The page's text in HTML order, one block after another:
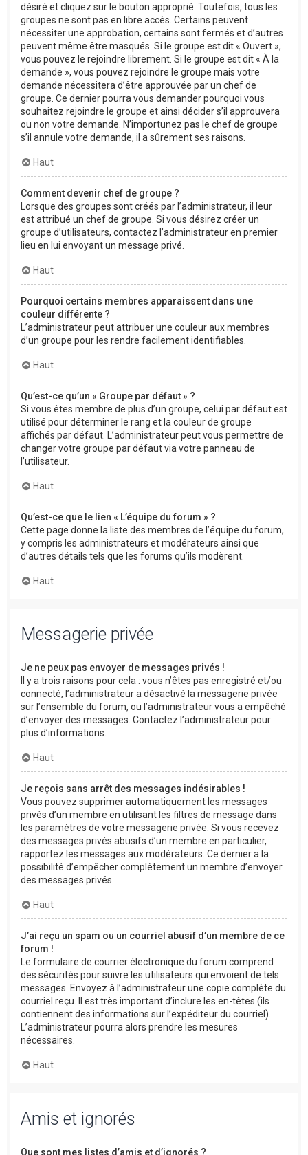
désiré et cliquez sur le bouton approprié. Toutefois, tous les
groupes ne sont pas en libre accès. Certains peuvent
nécessiter une approbation, certains sont fermés et d’autres
peuvent même être masqués. Si le groupe est dit « Ouvert »,
vous pouvez le rejoindre librement. Si le groupe est dit « À la
demande », vous pouvez rejoindre le groupe mais votre
demande nécessitera d’être approuvée par un chef de
groupe. Ce dernier pourra vous demander pourquoi vous
souhaitez rejoindre le groupe et ainsi décider s’il approuvera
ou non votre demande. N’importunez pas le chef de groupe
s’il annule votre demande, il a sûrement ses raisons.
Haut
Comment devenir chef de groupe ?
Lorsque des groupes sont créés par l’administrateur, il leur
est attribué un chef de groupe. Si vous désirez créer un
groupe d’utilisateurs, contactez l’administrateur en premier
lieu en lui envoyant un message privé.
Haut
Pourquoi certains membres apparaissent dans une
couleur différente ?
L’administrateur peut attribuer une couleur aux membres
d’un groupe pour les rendre facilement identifiables.
Haut
Qu’est-ce qu’un « Groupe par défaut » ?
Si vous êtes membre de plus d’un groupe, celui par défaut est
utilisé pour déterminer le rang et la couleur de groupe
affichés par défaut. L’administrateur peut vous permettre de
changer votre groupe par défaut via votre panneau de
l’utilisateur.
Haut
Qu’est-ce que le lien « L’équipe du forum » ?
Cette page donne la liste des membres de l’équipe du forum,
y compris les administrateurs et modérateurs ainsi que
d’autres détails tels que les forums qu’ils modèrent.
Haut
Messagerie privée
Je ne peux pas envoyer de messages privés !
Il y a trois raisons pour cela : vous n’êtes pas enregistré et/ou
connecté, l’administrateur a désactivé la messagerie privée
sur l’ensemble du forum, ou l’administrateur vous a empêché
d’envoyer des messages. Contactez l’administrateur pour
plus d’informations.
Haut
Je reçois sans arrêt des messages indésirables !
Vous pouvez supprimer automatiquement les messages
privés d’un membre en utilisant les filtres de message dans
les paramètres de votre messagerie privée. Si vous recevez
des messages privés abusifs d’un membre en particulier,
rapportez les messages aux modérateurs. Ce dernier a la
possibilité d’empêcher complètement un membre d’envoyer
des messages privés.
Haut
J’ai reçu un spam ou un courriel abusif d’un membre de ce
forum !
Le formulaire de courrier électronique du forum comprend
des sécurités pour suivre les utilisateurs qui envoient de tels
messages. Envoyez à l’administrateur une copie complète du
courriel reçu. Il est très important d’inclure les en-têtes (ils
contiennent des informations sur l’expéditeur du courriel).
L’administrateur pourra alors prendre les mesures
nécessaires.
Haut
Amis et ignorés
Que sont mes listes d’amis et d’ignorés ?